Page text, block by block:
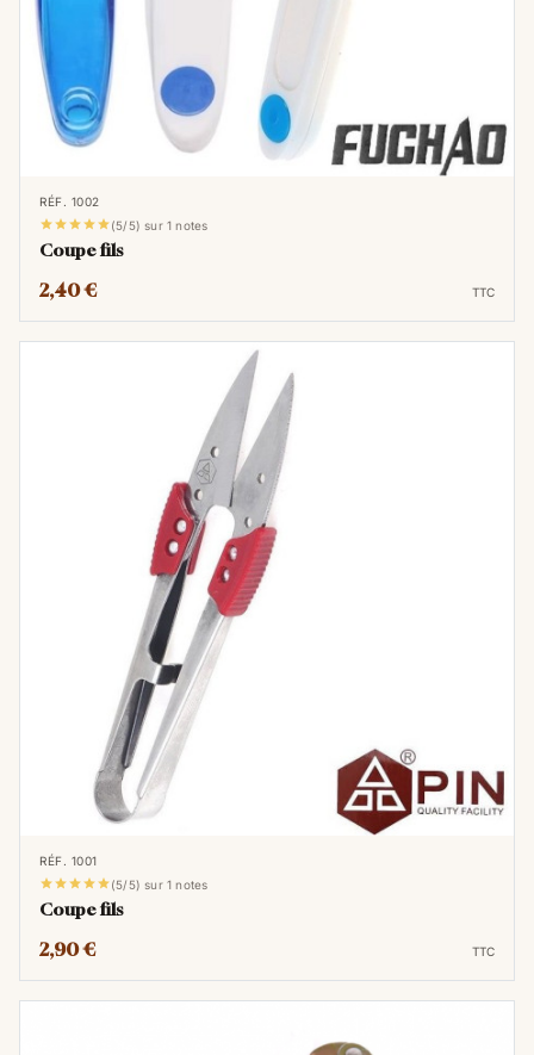
son petit crochet ou son losange
métallique, permet de guider le fil à
travers le chas de l'aiguille sans effort et
sans s'abîmer les doigts. C'est un gain de
temps et de confort considérable, surtout
lors de longues séances de couture à la
Enfiler les aiguilles fines :
l'utilisation d'aiguilles très fines. Dans ce
cas, l'enfile-aiguille devient un outil
quasiment indispensable pour réussir à
passer le fil dans le chas minuscule.
Préserver le fil : En évitant de tortiller et
de forcer le fil pour l'enfiler, l'enfile-
aiguille contribue à préserver son intégrité
et à éviter qu'il ne s'effiloche ou ne se
casse prématurément.
RÉF. 1002
(5/5) sur 1 notes
Coupe fils
2,40 € TTC
RÉF. 1001
(5/5) sur 1 notes
Coupe fils
2,90 € TTC